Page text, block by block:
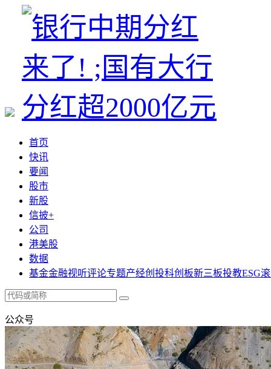
首页
快讯
要闻
股市
新股
信披+
公司
港美股
数据
基金金融视听评论专题产经创投科创板新三板投教ESG
公众号